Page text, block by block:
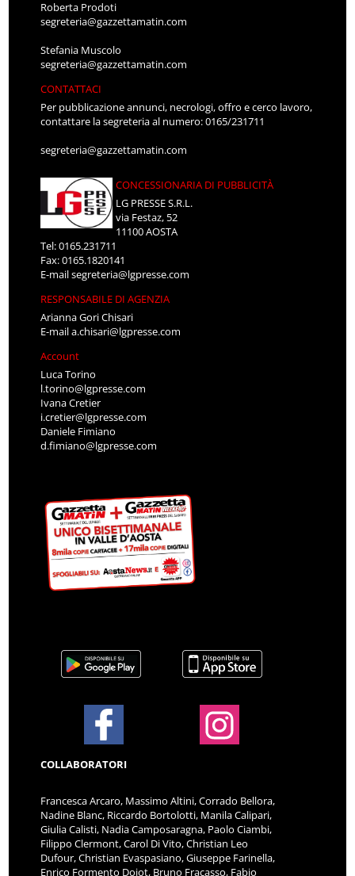
Roberta Prodoti
segreteria@gazzettamatin.com
Stefania Muscolo
segreteria@gazzettamatin.com
CONTATTACI
Per pubblicazione annunci, necrologi, offro e cerco lavoro,
contattare la segreteria al numero: 0165/231711
segreteria@gazzettamatin.com
CONCESSIONARIA DI PUBBLICITÀ
LG PRESSE S.R.L.
via Festaz, 52
11100 AOSTA
Tel: 0165.231711
Fax: 0165.1820141
E-mailsegreteria@lgpresse.com
RESPONSABILE DI AGENZIA
Arianna Gori Chisari
E-maila.chisari@lgpresse.com
Account
Luca Torino
l.torino@lgpresse.com
Ivana Cretier
i.cretier@lgpresse.com
Daniele Fimiano
d.fimiano@lgpresse.com
COLLABORATORI
Francesca Arcaro, Massimo Altini, Corrado Bellora,
Nadine Blanc, Riccardo Bortolotti, Manila Calipari,
Giulia Calisti, Nadia Camposaragna, Paolo Ciambi,
Filippo Clermont, Carol Di Vito, Christian Leo
Dufour, Christian Evaspasiano, Giuseppe Farinella,
Enrico Formento Dojot, Bruno Fracasso, Fabio